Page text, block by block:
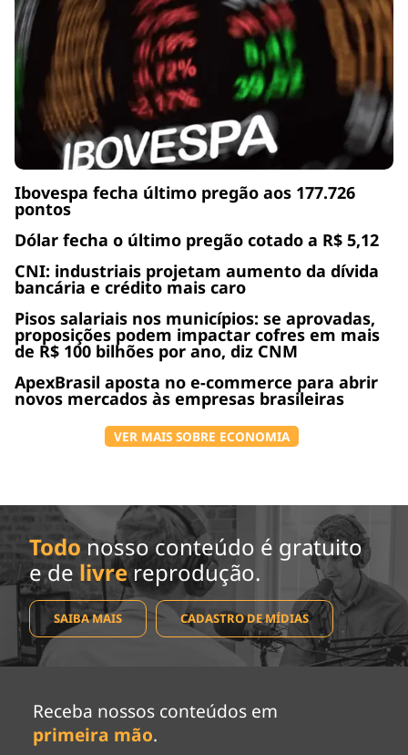
Ibovespa fecha último pregão aos 177.726
pontos
Dólar fecha o último pregão cotado a R$ 5,12
CNI: industriais projetam aumento da dívida
bancária e crédito mais caro
Pisos salariais nos municípios: se aprovadas,
proposições podem impactar cofres em mais
de R$ 100 bilhões por ano, diz CNM
ApexBrasil aposta no e-commerce para abrir
novos mercados às empresas brasileiras
VER MAIS SOBRE ECONOMIA
Todo nosso conteúdo é gratuito
e de livrereprodução.
SAIBA MAIS CADASTRO DE MÍDIAS
Receba nossos conteúdos em
primeira mão.